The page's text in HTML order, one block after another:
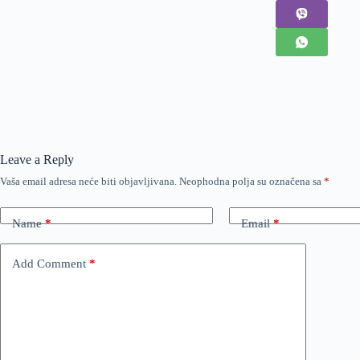
Leave a Reply
Vaša email adresa neće biti objavljivana. Neophodna polja su označena sa *
Name* Email*
Add Comment *